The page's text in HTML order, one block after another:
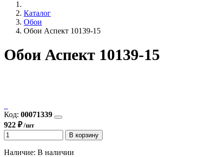
Каталог
Обои
Обои Аспект 10139-15
Обои Аспект 10139-15
Код: 00071339
922 ₽/шт
В корзину
Наличие: В наличии